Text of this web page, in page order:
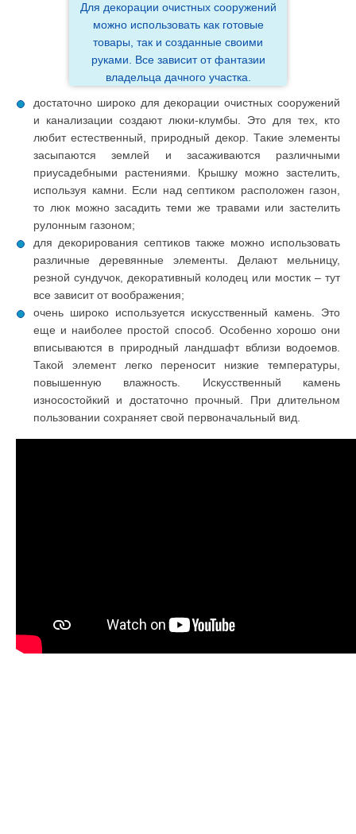
Для декорации очистных сооружений
можно использовать как готовые
товары, так и созданные своими
руками. Все зависит от фантазии
владельца дачного участка.
достаточно широко для декорации очистных сооружений
и канализации создают люки-клумбы. Это для тех, кто
любит естественный, природный декор. Такие элементы
засыпаются землей и засаживаются различными
приусадебными растениями. Крышку можно застелить,
используя камни. Если над септиком расположен газон,
то люк можно засадить теми же травами или застелить
рулонным газоном;
для декорирования септиков также можно использовать
различные деревянные элементы. Делают мельницу,
резной сундучок, декоративный колодец или мостик – тут
все зависит от воображения;
очень широко используется искусственный камень. Это
еще и наиболее простой способ. Особенно хорошо они
вписываются в природный ландшафт вблизи водоемов.
Такой элемент легко переносит низкие температуры,
повышенную влажность. Искусственный камень
износостойкий и достаточно прочный. При длительном
пользовании сохраняет свой первоначальный вид.